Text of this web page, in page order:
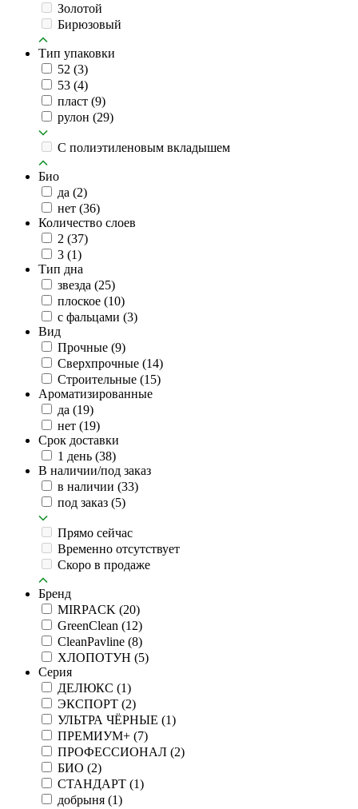
Золотой
Бирюзовый
Тип упаковки
52 (3)
53 (4)
пласт (9)
рулон (29)
C полиэтиленовым вкладышем
Био
да (2)
нет (36)
Количество слоев
2 (37)
3 (1)
Тип дна
звезда (25)
плоское (10)
с фальцами (3)
Вид
Прочные (9)
Сверхпрочные (14)
Строительные (15)
Ароматизированные
да (19)
нет (19)
Срок доставки
1 день (38)
В наличии/под заказ
в наличии (33)
под заказ (5)
Прямо сейчас
Временно отсутствует
Скоро в продаже
Бренд
MIRPACK (20)
GreenClean (12)
CleanPavline (8)
ХЛОПОТУН (5)
Серия
ДЕЛЮКС (1)
ЭКСПОРТ (2)
УЛЬТРА ЧЁРНЫЕ (1)
ПРЕМИУМ+ (7)
ПРОФЕССИОНАЛ (2)
БИО (2)
СТАНДАРТ (1)
добрыня (1)